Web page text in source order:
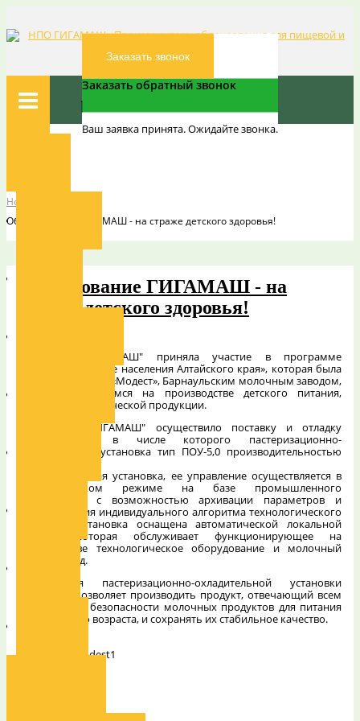
Заказать звонок
Заказать обратный звонок
Ваш заявка принята. Ожидайте звонка.
Новости
Оборудование ГИГАМАШ - на страже детского здоровья!
Оборудование ГИГАМАШ - на
страже детского здоровья!
Компания "ГИГАМАШ" приняла участие в программе
«Здоровое питание населения Алтайского края», которая была
реализована ОАО «Модест», Барнаульским молочным заводом,
специализирующимся на производстве детского питания,
молочной и диетической продукции.
ООО "НПО ГИГАМАШ" осуществило поставку и отладку
оборудования, в числе которого пастеризационно-
охладительная установка тип ПОУ-5,0 производительностью
Это современная установка, ее управление осуществляется в
автоматическом режиме на базе промышленного
контроллера, с возможностью архивации параметров и
формирования индивидуального алгоритма технологического
процесса. Установка оснащена автоматической локальной
мойкой, которая обслуживает функционирующее на
производстве технологическое оборудование и молочный
трубопровод.
Конструкция пастеризационно-охладительной установки
ГИГАМАШ позволяет производить продукт, отвечающий всем
требованиям безопасности молочных продуктов для питания
детей разного возраста, и сохранять их стабильное качество.